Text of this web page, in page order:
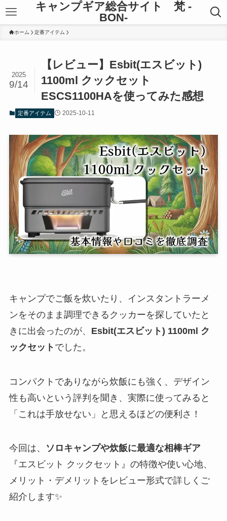
キャンプギア総合サイト 梵 -
BON-
ホーム 定番アイテム
【レビュー】Esbit(エスビット)
1100ml クックセット
ESCS1100HAを使ってみた感想
2025
9/14
定番アイテム 2025-10-11
キャンプでご飯を炊いたり、インスタントラーメ
ンをそのまま調理できるクッカーを探していたと
きに出会ったのが、 Esbit(エスビット) 1100ml ク
ックセット でした。
コンパクトでありながら炊飯にも強く、デザイン
性も高いという評判を聞き、実際に使ってみると
「これは手放せない」と思えるほどの便利さ！
今回は、
ソロキャンプや炊飯に最適な相棒ギア
『エスビット クックセット』の特徴や使い心地、
メリット・デメリットをレビュー形式で詳しくご
紹介します✨